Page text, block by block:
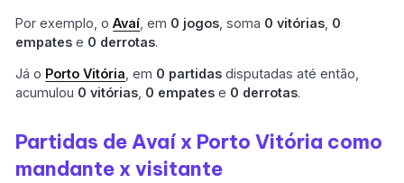
Por exemplo, oAvaí , em 0 jogos , soma 0 vitórias 0
empates e 0 derrotas.
Já o Porto Vitória , em 0 partidas disputadas até então,
acumulou 0 vitórias 0 empates e 0 derrotas.
Partidas de Avaí x Porto Vitória como
mandante x visitante